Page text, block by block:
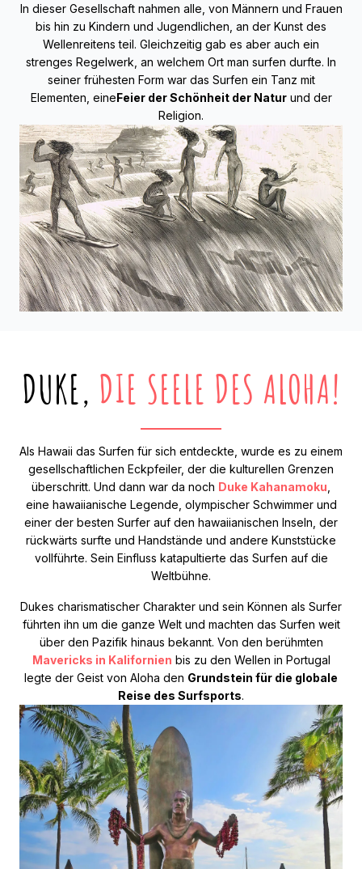
In dieser Gesellschaft nahmen alle, von Männern und Frauen
bis hin zu Kindern und Jugendlichen, an der Kunst des
Wellenreitens teil. Gleichzeitig gab es aber auch ein
strenges Regelwerk, an welchem Ort man surfen durfte. In
seiner frühesten Form war das Surfen ein Tanz mit
Elementen, eineFeier der Schönheit der Naturund der
Religion.
DUKE, DIE SEELE DES ALOHA!
Als Hawaii das Surfen für sich entdeckte, wurde es zu einem
gesellschaftlichen Eckpfeiler, der die kulturellen Grenzen
überschritt. Und dann war da noch Duke Kahanamoku
eine hawaiianische Legende, olympischer Schwimmer und
einer der besten Surfer auf den hawaiianischen Inseln, der
rückwärts surfte und Handstände und andere Kunststücke
vollführte. Sein Einfluss katapultierte das Surfen auf die
Weltbühne.
Dukes charismatischer Charakter und sein Können als Surfer
führten ihn um die ganze Welt und machten das Surfen weit
über den Pazifik hinaus bekannt. Von den berühmten
Mavericks in Kalifornien bis zu den Wellen in Portugal
legte der Geist von Aloha den Grundstein für die globale
Reise des Surfsports.